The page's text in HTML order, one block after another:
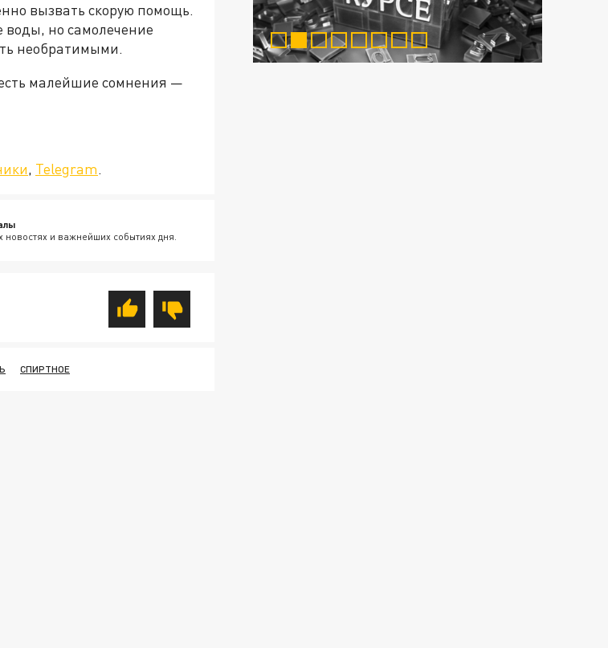
вызвать скорую помощь.
но самолечение
необратимыми.
малейшие сомнения —
, Telegram.
новостях и важнейших событиях дня.
СПИРТНОЕ